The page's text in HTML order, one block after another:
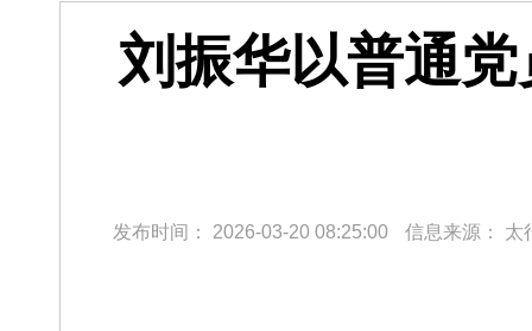
刘振华以普通
发布时间： 2026-03-20 08:25:00 信息来源： 太